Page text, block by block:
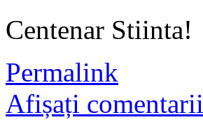
Centenar Stiinta!
Permalink
Afișați comentarii